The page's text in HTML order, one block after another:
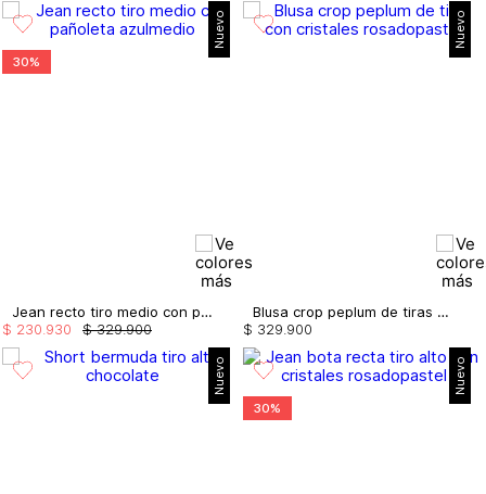
Nuevo
30%
Jean recto tiro medio con pañoleta
$ 329.900
$ 230 930
Nuevo
Blusa crop peplum de tiras con cristales
$ 329 900
Nuevo Nuevo
30%